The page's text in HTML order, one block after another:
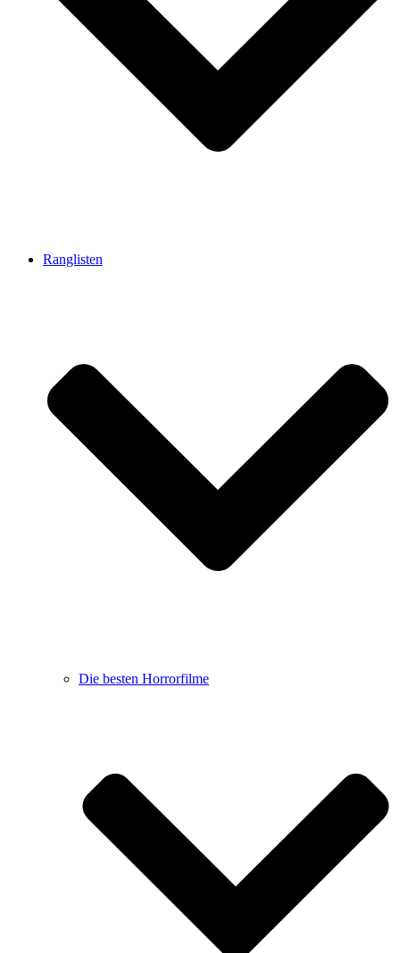
Ranglisten
Die besten Horrorfilme